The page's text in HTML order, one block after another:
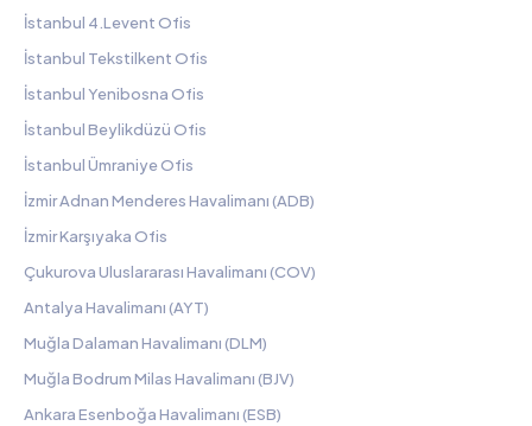
İstanbul 4.Levent Ofis
İstanbul Tekstilkent Ofis
İstanbul Yenibosna Ofis
İstanbul Beylikdüzü Ofis
İstanbul Ümraniye Ofis
İzmir Adnan Menderes Havalimanı (ADB)
İzmir Karşıyaka Ofis
Çukurova Uluslararası Havalimanı (COV)
Antalya Havalimanı (AYT)
Muğla Dalaman Havalimanı (DLM)
Muğla Bodrum Milas Havalimanı (BJV)
Ankara Esenboğa Havalimanı (ESB)